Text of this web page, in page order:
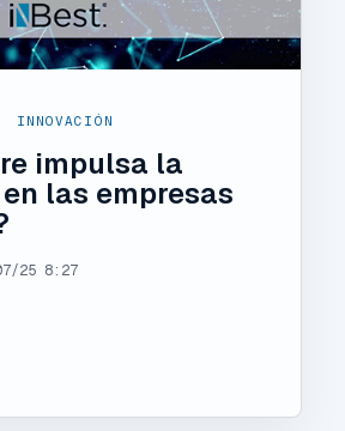
INNOVACIÓN
impulsa la
las empresas
25 8:27